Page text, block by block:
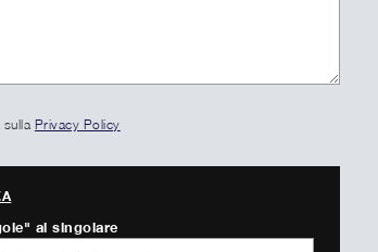
Privacy Policy
al singolare